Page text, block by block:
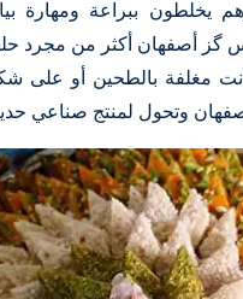
يخلطون ببراعة ومهارة
أصفهان أكثر من مجرد
مغلفة بالطحين أو على
وتحول لمنتج صناعي